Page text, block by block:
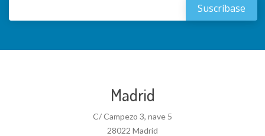
Madrid
C/ Campezo 3, nave 5
28022 Madrid